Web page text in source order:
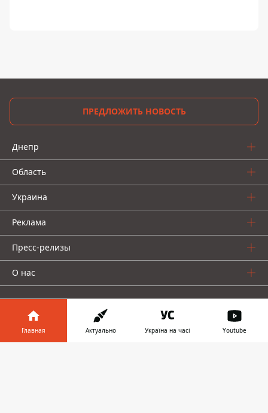
ПРЕДЛОЖИТЬ НОВОСТЬ
Днепр
Область
Украина
Реклама
Пресс-релизы
О нас
Главная Актуально Україна на часі Youtube